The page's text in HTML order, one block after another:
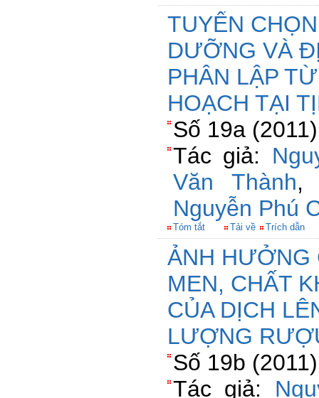
TUYỂN
DƯỠNG VÀ
PHÂN LẬP
HOẠCH TẠI
Số 19a
Tác giả:
Văn Thành
Nguyễn Phú
Tóm tắt Tải về Trích dẫn
ẢNH HƯỞNG
MEN, CHẤT
CỦA DỊCH
LƯỢNG
Số 19b
Tác giả: